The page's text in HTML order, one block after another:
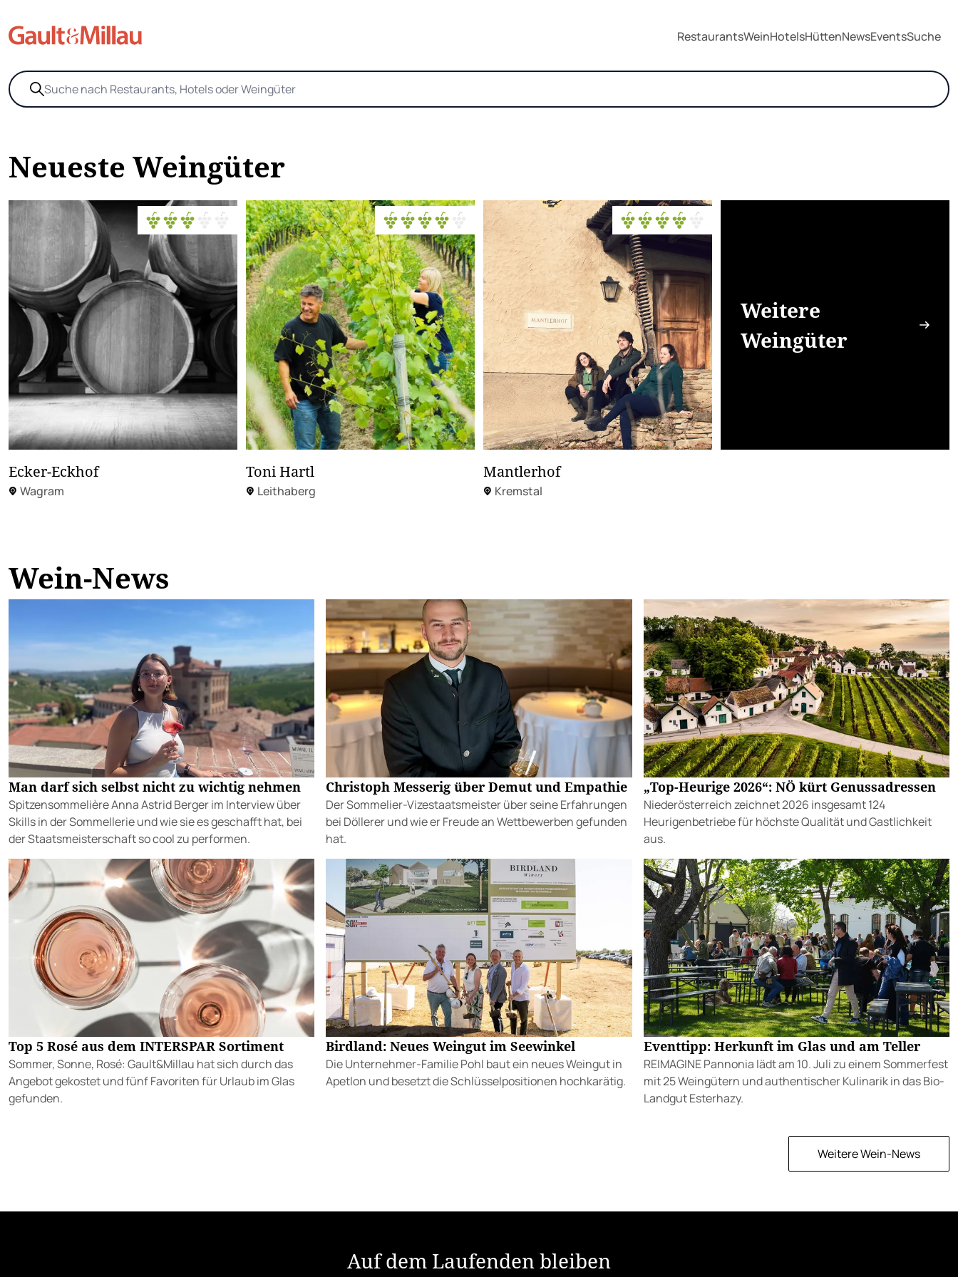
RestaurantsWeinHotelsHüttenNewsEventsSuche
Neueste Weingüter
Ecker-Eckhof
Wagram
Toni Hartl
Leithaberg
Mantlerhof
Kremstal
Weitere
Weingüter
Wein-News
Man darf sich selbst nicht zu wichtig nehmen
Spitzensommelière Anna Astrid Berger im Interview über
Skills in der Sommellerie und wie sie es geschafft hat, bei
der Staatsmeisterschaft so cool zu performen.
Christoph Messerig über Demut und Empathie
Der Sommelier-Vizestaatsmeister über seine Erfahrungen
bei Döllerer und wie er Freude an Wettbewerben gefunden
hat.
„Top-Heurige 2026“: NÖ kürt Genussadressen
Niederösterreich zeichnet 2026 insgesamt 124
Heurigenbetriebe für höchste Qualität und Gastlichkeit
aus.
Top 5 Rosé aus dem INTERSPAR Sortiment
Sommer, Sonne, Rosé: Gault&Millau hat sich durch das
Angebot gekostet und fünf Favoriten für Urlaub im Glas
gefunden.
Birdland: Neues Weingut im Seewinkel
Die Unternehmer-Familie Pohl baut ein neues Weingut in
Apetlon und besetzt die Schlüsselpositionen hochkarätig.
Eventtipp: Herkunft im Glas und am Teller
REIMAGINE Pannonia lädt am 10. Juli zu einem Sommerfest
mit 25 Weingütern und authentischer Kulinarik in das Bio-
Landgut Esterhazy.
Weitere Wein-News
Auf dem Laufenden bleiben